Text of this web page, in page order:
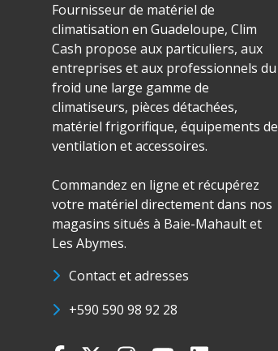
Fournisseur de matériel de
climatisation en Guadeloupe, Clim
Cash propose aux particuliers, aux
entreprises et aux professionnels du
froid une large gamme de
climatiseurs, pièces détachées,
matériel frigorifique, équipements de
ventilation et accessoires.
Commandez en ligne et récupérez
votre matériel directement dans nos
magasins situés à Baie-Mahault et
Les Abymes.
Contact et adresses
+590 590 98 92 28